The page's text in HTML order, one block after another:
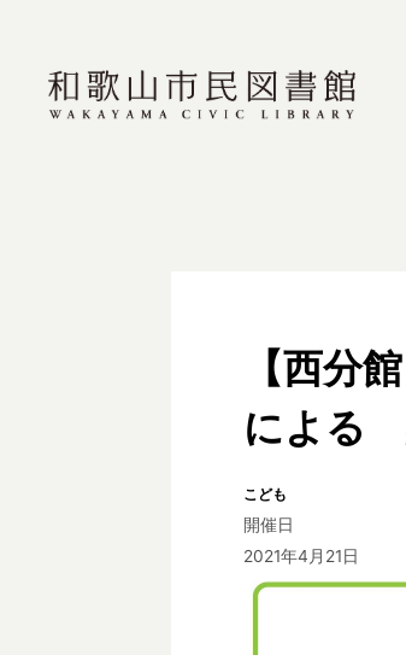
【西分
による
こども
開催日
2021年4月21日